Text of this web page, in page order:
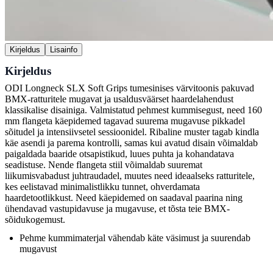
Kirjeldus Lisainfo
Kirjeldus
ODI Longneck SLX Soft Grips tumesinises värvitoonis pakuvad
BMX-ratturitele mugavat ja usaldusväärset haardelahendust
klassikalise disainiga. Valmistatud pehmest kummisegust, need 160
mm flangeta käepidemed tagavad suurema mugavuse pikkadel
sõitudel ja intensiivsetel sessioonidel. Ribaline muster tagab kindla
käe asendi ja parema kontrolli, samas kui avatud disain võimaldab
paigaldada baaride otsapistikud, luues puhta ja kohandatava
seadistuse. Nende flangeta stiil võimaldab suuremat
liikumisvabadust juhtraudadel, muutes need ideaalseks ratturitele,
kes eelistavad minimalistlikku tunnet, ohverdamata
haardetootlikkust. Need käepidemed on saadaval paarina ning
ühendavad vastupidavuse ja mugavuse, et tõsta teie BMX-
sõidukogemust.
Pehme kummimaterjal vähendab käte väsimust ja suurendab
mugavust